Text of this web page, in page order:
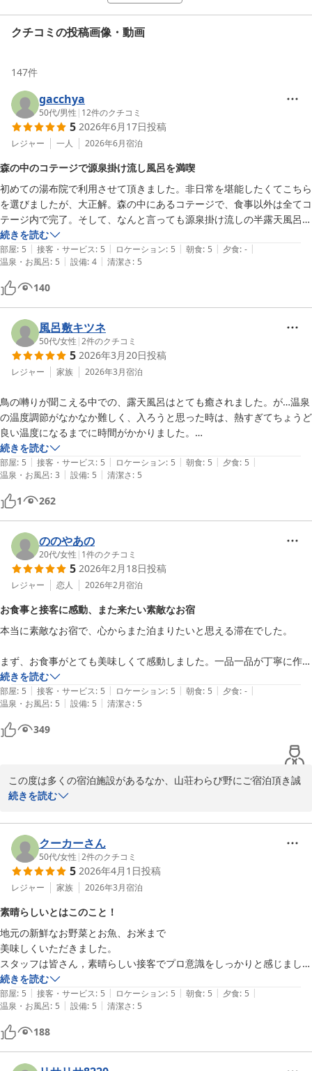
クチコミの投稿画像・動画
147件
gacchya
50代/男性 | 12件のクチコミ
5 2026年6月17日投稿
レジャー 一人 2026年6月宿泊
森の中のコテージで源泉掛け流し風呂を満喫
初めての湯布院で利用させて頂きました。非日常を堪能したくてこちら
を選びましたが、大正解。森の中にあるコテージで、食事以外は全てコ
テージ内で完了。そして、なんと言っても源泉掛け流しの半露天風呂が
各コテージについていて、24時間入り放題。到着してすぐに入り、食
事後にもう一度、朝に入り、朝食後にもう一度。
朝食は中央にある食堂で。個室で和定食を頂きました。サラダ、ご飯、
焼き魚などどれも美味しく頂く事ができました。一点だけ、お味噌汁の
お椀がプラスチックだったので、これを木製のお椀にアップグレードす
ると、このホテルのコンセプトや雰囲気とマッチするのではと思いま
す。ぜひまた利用したいと思います。ありがとうございました。
続きを読む
部屋: 5 | 接客・サービス: 5 | ロケーション: 5 | 朝食: 5 | 夕食: - |
温泉・お風呂: 5 | 設備: 4 | 清潔さ: 5
140
風呂敷キツネ
50代/女性 |2件のクチコミ
5 2026年3月20日投稿
レジャー 家族 2026年3月宿泊
鳥の囀りが聞こえる中での、露天風呂はとても癒されました。が…温泉
の温度調節がなかなか難しく、入ろうと思った時は、熱すぎてちょうど
良い温度になるまでに時間がかかりました。
料理はどれも美味しくいただきました。
従業員の皆様とても丁寧で気持ちの良い時間を過ごさせていただきまし
た。
続きを読む
部屋: 5 | 接客・サービス: 5 | ロケーション: 5 | 朝食: 5 | 夕食: 5 |
温泉・お風呂: 3 | 設備: 5 | 清潔さ: 5
1 262
ののやあの
20代/女性 | 1件のクチコミ
5 2026年2月18日投稿
レジャー 恋人 2026年2月宿泊
お食事と接客に感動、また来たい素敵なお宿
本当に素敵なお宿で、心からまた泊まりたいと思える滞在でした。
まず、お食事がとても美味しくて感動しました。一品一品が丁寧に作ら
れていて、見た目も美しく、味も上品で大満足でした。地元の食材を楽
しめるのも嬉しかったです。
スタッフの皆さまの接客も本当に素晴らしく、終始あたたかく丁寧に対
応していただき、とても居心地が良かったです。細やかな気配りに癒さ
お部屋はおしゃれで清潔感があり、落ち着いた雰囲気でゆっくりくつろ
げました。
自然に囲まれた静かな空間で、日常を忘れてリラックスできる最高の時
間でした。
ぜひまた季節を変えて伺いたいです。
続きを読む
部屋: 5 | 接客・サービス: 5 | ロケーション: 5 | 朝食: 5 | 夕食: - |
温泉・お風呂: 5 | 設備: 5 | 清潔さ: 5
349
この度は多くの宿泊施設があるなか、山荘わらび野にご宿泊頂き誠
に有難うございます。
また、お忙しい中口コミにてお声も届けて下さり、重ねて感謝申し
上げます。
寒い時期の床暖房は多くのお客様からお喜びの声をいただいており
まして、ごゆっくりとおくつろぎいただけた様で何よりでございま
季節が変わりますと、景色もガラリと変わりますので、また違うわ
らび野にお越しくださいませ。またお会いできます日をお待ちして
おります。
それではスタッフ一同またのお越しを心よりお待ち申し上げており
ます。
由布院温泉 山荘 わらび野
2026-02-22
続きを読む
クーカーさん
50代/女性 |2件のクチコミ
5 2026年4月1日投稿
レジャー 家族 2026年3月宿泊
素晴らしいとはこのこと！
地元の新鮮なお野菜とお魚、お米まで
美味しくいただきました。
スタッフは皆さん，素晴らしい接客でプロ意識をしっかりと感じまし
た。
リピーターが多いのに納得します。
続きを読む
部屋: 5 | 接客・サービス: 5 | ロケーション: 5 | 朝食: 5 | 夕食: 5 |
温泉・お風呂: 5 | 設備: 5 | 清潔さ: 5
188